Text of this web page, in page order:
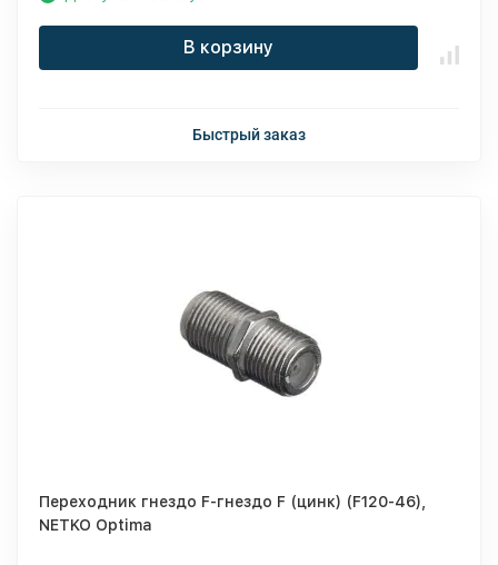
В корзину
Быстрый заказ
Переходник гнездо F-гнездо F (цинк) (F120-46),
NETKO Optima